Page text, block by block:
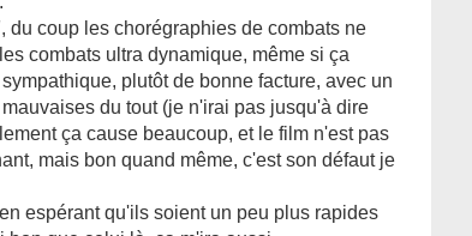
coup les chorégraphies de combats ne
combats ultra dynamique, même si ça
plutôt de bonne facture, avec un
du tout (je n'irai pas jusqu'à dire
ça cause beaucoup, et le film n'est pas
mais bon quand même, c'est son défaut je
espérant qu'ils soient un peu plus rapides